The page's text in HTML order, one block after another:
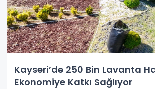
Kayseri’de 250 Bin Lavanta
Ekonomiye Katkı Sağlıyor